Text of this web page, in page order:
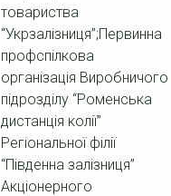
товариства
“Укрзалізниця”;Первинна
профспілкова
організація Виробничого
підрозділу “Роменська
дистанція колії”
Регіональної філії
“Південна залізниця”
Акціонерного